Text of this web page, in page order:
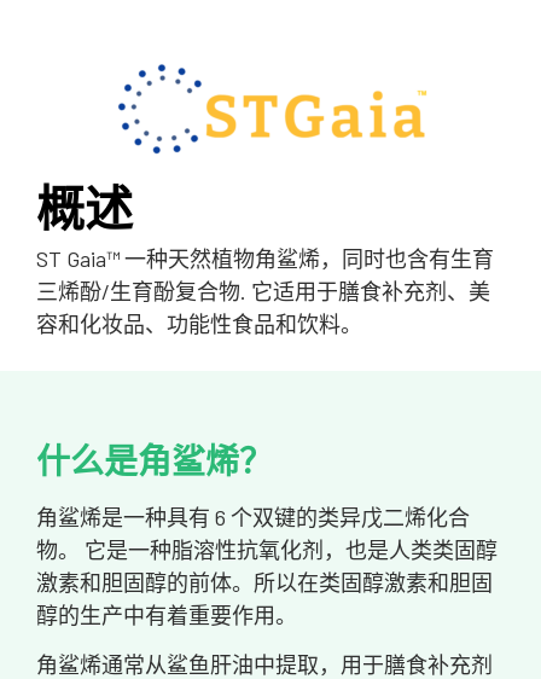
概述
ST Gaia™一种天然植物角鲨烯，同时也含有生育
三烯酚/生育酚复合物. 它适用于膳食补充剂、美
容和化妆品、功能性食品和饮料。
什么是角鲨烯？
角鲨烯是一种具有 6 个双键的类异戊二烯化合
物。 它是一种脂溶性抗氧化剂，也是人类类固醇
激素和胆固醇的前体。所以在类固醇激素和胆固
醇的生产中有着重要作用。
角鲨烯通常从鲨鱼肝油中提取，用于膳食补充剂